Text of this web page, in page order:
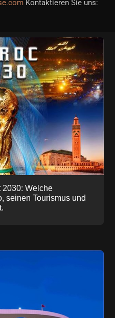
Kontaktieren Sie uns:
2030: Welche
seinen Tourismus und